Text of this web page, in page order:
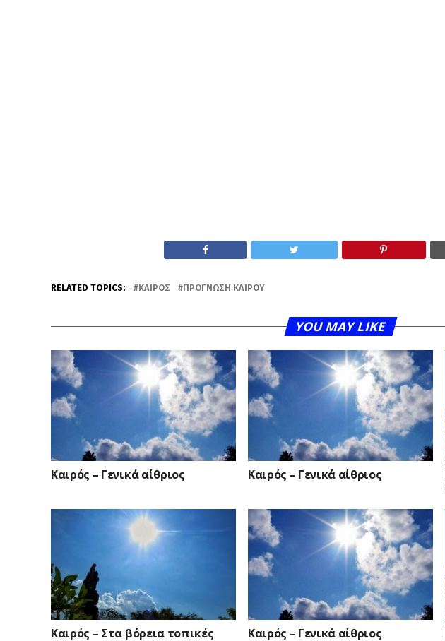
RELATED TOPICS: ΚΑΙΡΌΣ ΠΡΌΓΝΩΣΗ ΚΑΙΡΟΎ
YOU MAY LIKE
Καιρός – Γενικά αίθριος Καιρός – Γενικά αίθριος
Καιρός – Στα βόρεια τοπικές
Καιρός – Γενικά αίθριος